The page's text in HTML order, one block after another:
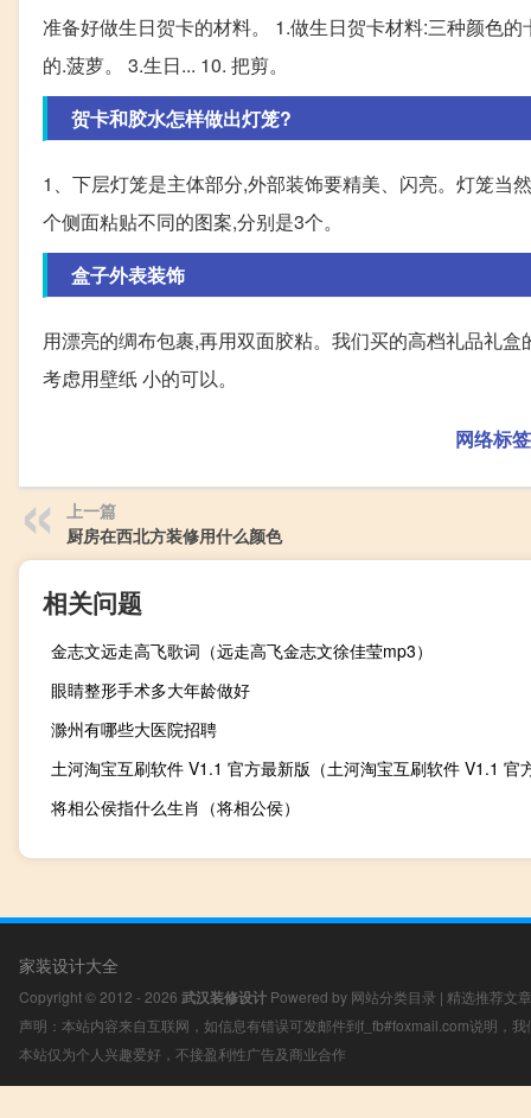
准备好做生日贺卡的材料。 1.做生日贺卡材料:三种颜色
的.菠萝。 3.生日... 10. 把剪。
贺卡和胶水怎样做出灯笼?
1、下层灯笼是主体部分,外部装饰要精美、闪亮。灯笼当
个侧面粘贴不同的图案,分别是3个。
盒子外表装饰
用漂亮的绸布包裹,再用双面胶粘。我们买的高档礼品礼
考虑用壁纸 小的可以。
网络标
上一篇
厨房在西北方装修用什么颜色
相关问题
金志文远走高飞歌词（远走高飞金志文徐佳莹mp3）
眼睛整形手术多大年龄做好
滁州有哪些大医院招聘
将相公侯指什么生肖（将相公侯）
家装设计大全
Copyright © 2012 - 2026 武汉装修设计 Powered by 网站分类目录 | 精选推荐文章
声明：本站内容来自互联网，如信息有错误可发邮件到f_fb#foxmail.com说明，
本站仅为个人兴趣爱好，不接盈利性广告及商业合作